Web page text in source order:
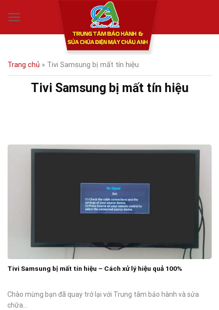
Trang chủ » Tivi Samsung bị mất tín hiệu
Tivi Samsung bị mất tín hiệu
Tivi Samsung bị mất tín hiệu – Cách xử lý hiệu quả 100%
Chào mừng bạn đã quay trở lại với Trung tâm bảo hành và sửa
chữa...